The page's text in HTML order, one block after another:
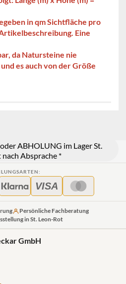
in qm Sichtfläche pro
Eine
da Natursteine nie
es auch von der Größe
ABHOLUNG im Lager St.
Absprache *
VISA
Persönliche Fachberatung
in St. Leon-Rot
GmbH